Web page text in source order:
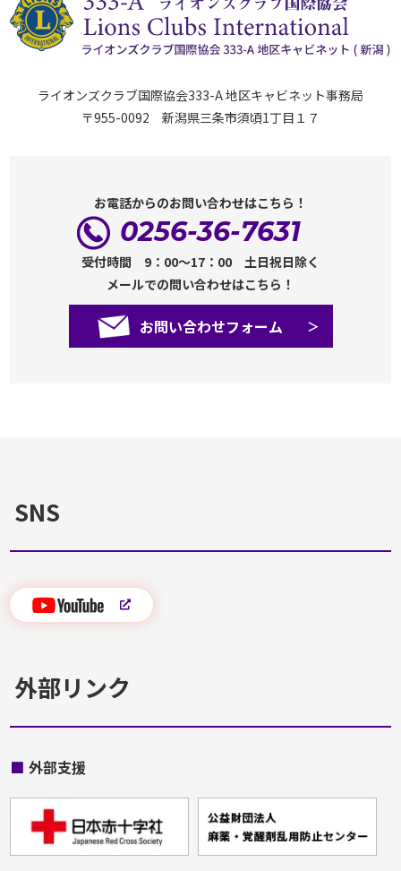
ライオンズクラブ国際協会333-A 地区キャビネット事務局
〒955-0092 新潟県三条市須頃1丁目１７
お電話からのお問い合わせはこちら！
0256-36-7631
受付時間 9：00～17：00 土日祝日除く
メールでの問い合わせはこちら！
お問い合わせフォーム
SNS
外部リンク
■ 外部支援